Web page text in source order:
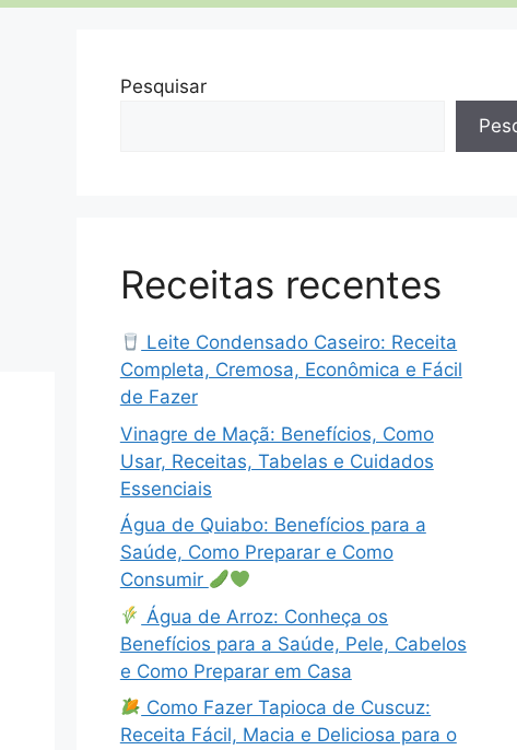
Pesquisar
Receitas recentes
Leite Condensado Caseiro: Receita
Completa, Cremosa, Econômica e Fácil
de Fazer
Vinagre de Maçã: Benefícios, Como
Usar, Receitas, Tabelas e Cuidados
Essenciais
Água de Quiabo: Benefícios para a
Saúde, Como Preparar e Como
Consumir
Água de Arroz: Conheça os
Benefícios para a Saúde, Pele, Cabelos
e Como Preparar em Casa
Como Fazer Tapioca de Cuscuz:
Receita Fácil, Macia e Deliciosa para o